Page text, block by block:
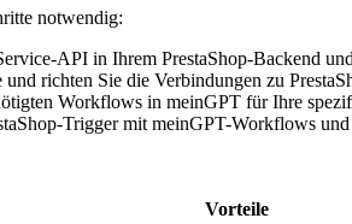
notwendig:
API in Ihrem PrestaShop-Backend
richten Sie die Verbindungen zu
Workflows in meinGPT für Ihre
Trigger mit meinGPT-Workflows
Vorteile